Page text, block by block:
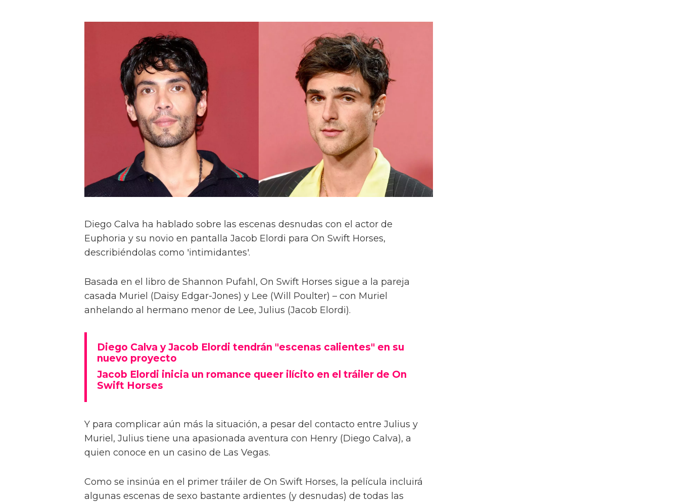
Diego Calva ha hablado sobre las escenas desnudas con el actor de
Euphoria y su novio en pantalla Jacob Elordi para On Swift Horses,
describiéndolas como 'intimidantes'.
Basada en el libro de Shannon Pufahl, On Swift Horses sigue a la pareja
casada Muriel (Daisy Edgar-Jones) y Lee (Will Poulter) – con Muriel
anhelando al hermano menor de Lee, Julius (Jacob Elordi).
Diego Calva y Jacob Elordi tendrán "escenas calientes" en su
nuevo proyecto
Jacob Elordi inicia un romance queer ilícito en el tráiler de On
Swift Horses
Y para complicar aún más la situación, a pesar del contacto entre Julius y
Muriel, Julius tiene una apasionada aventura con Henry (Diego Calva), a
quien conoce en un casino de Las Vegas.
Como se insinúa en el primer tráiler de On Swift Horses, la película incluirá
algunas escenas de sexo bastante ardientes (y desnudas) de todas las